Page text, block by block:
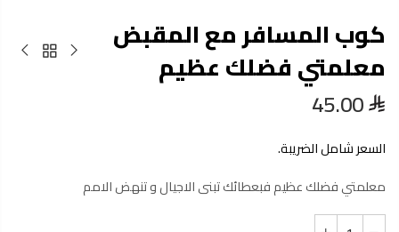
كوب المسافر مع المقبض
معلمتي فضلك عظيم
45.00
السعر شامل الضريبة.
معلمتي فضلك عظيم فبعطائك تبنى الاجيال و تنهض الامم